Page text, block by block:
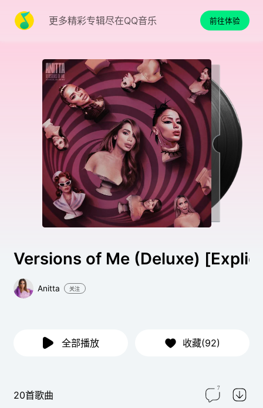
更多精彩专辑尽在QQ音乐 前往体验
Versions of Me (Deluxe)
Anitta 关注
全部播放 收藏(92)
20首歌曲
7